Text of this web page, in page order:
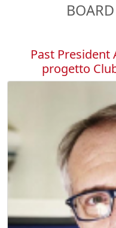
Past President
progetto